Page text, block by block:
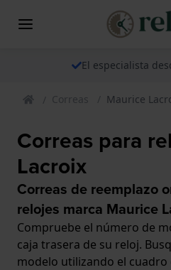
El especialista
Correas Maurice
Correas para
Lacroix
Correas de reemplazo
relojes marca Maurice
Compruebe el número de
caja trasera de su reloj.
modelo utilizando el cuadro